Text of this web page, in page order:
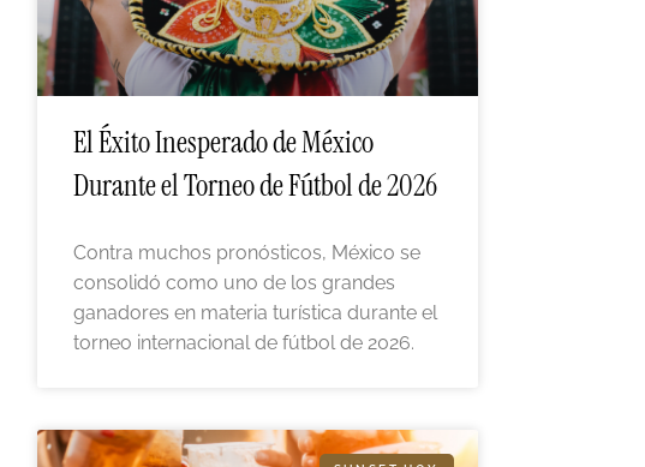
El Éxito Inesperado de México
Durante el Torneo de Fútbol de 2026
Contra muchos pronósticos, México se
consolidó como uno de los grandes
ganadores en materia turística durante el
torneo internacional de fútbol de 2026.